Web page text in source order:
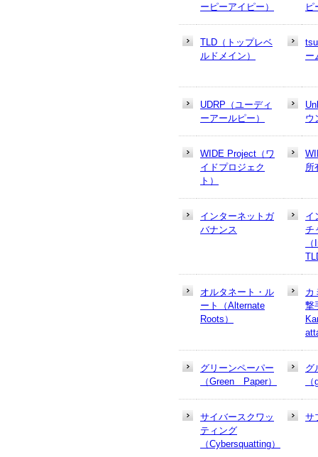
ーピーアイピー）
ピ
TLD（トップレベ
ルドメイン）
ー
UDRP（ユーディ
ーアールピー）
ウ
WIDE Project（ワ
イドプロジェク
ト）
所
インターネットガ
バナンス
イ
チ
オルタネート・ル
ート（Alternate
Roots）
カ
撃
グリーンペーパー
（Green Paper）
グ
サイバースクワッ
ティング
（Cybersquatting）
サ